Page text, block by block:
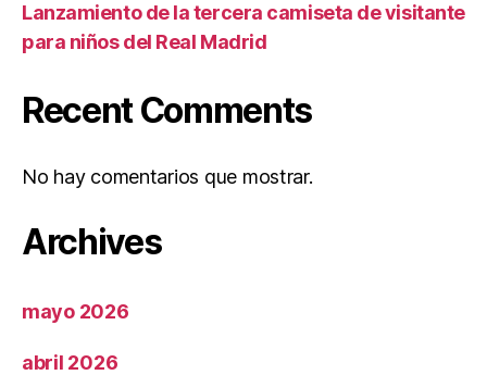
Lanzamiento de la tercera camiseta de visitante
para niños del Real Madrid
Recent Comments
No hay comentarios que mostrar.
Archives
mayo 2026
abril 2026